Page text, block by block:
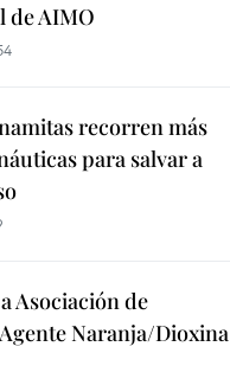
de AIMO
recorren más
para salvar a
Asociación de
Naranja/Dioxina